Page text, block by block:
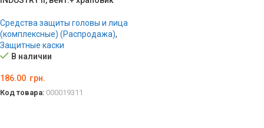
Средства защиты головы и лица
(комплексные) (Распродажа),
Защитные каски
В наличии
186.00 грн.
Код товара: 000019311